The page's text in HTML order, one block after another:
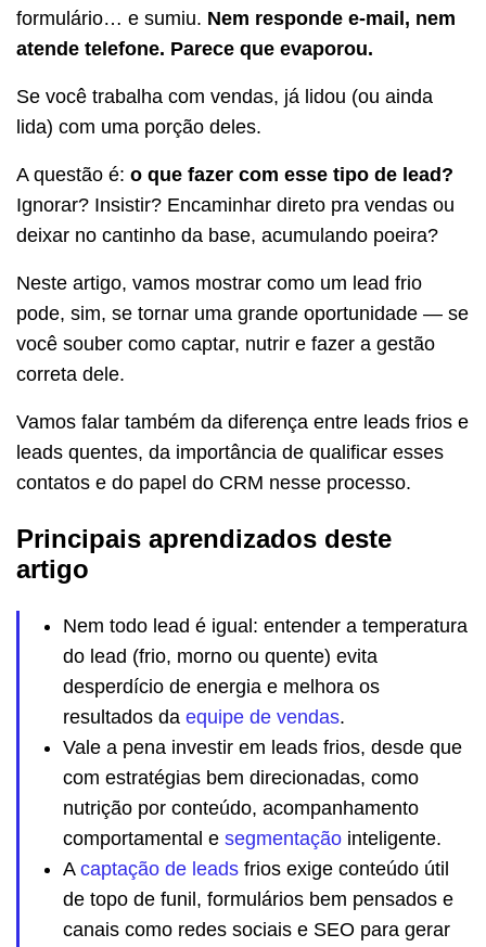
formulário… e sumiu. Nem responde e-mail, nem
atende telefone. Parece que evaporou.
Se você trabalha com vendas, já lidou (ou ainda
lida) com uma porção deles.
A questão é: o que fazer com esse tipo de lead?
Ignorar? Insistir? Encaminhar direto pra vendas ou
deixar no cantinho da base, acumulando poeira?
Neste artigo, vamos mostrar como um lead frio
pode, sim, se tornar uma grande oportunidade — se
você souber como captar, nutrir e fazer a gestão
correta dele.
Vamos falar também da diferença entre leads frios e
leads quentes, da importância de qualificar esses
contatos e do papel do CRM nesse processo.
Principais aprendizados deste
artigo
Nem todo lead é igual: entender a temperatura
do lead (frio, morno ou quente) evita
desperdício de energia e melhora os
resultados da equipe de vendas.
Vale a pena investir em leads frios, desde que
com estratégias bem direcionadas, como
nutrição por conteúdo, acompanhamento
comportamental e segmentação inteligente.
A captação de leads frios exige conteúdo útil
de topo de funil, formulários bem pensados e
canais como redes sociais e SEO para gerar